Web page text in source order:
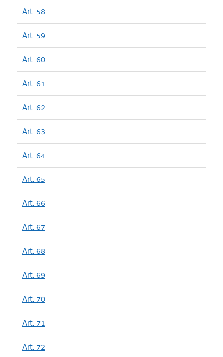
Art. 58
Art. 59
Art. 60
Art. 61
Art. 62
Art. 63
Art. 64
Art. 65
Art. 66
Art. 67
Art. 68
Art. 69
Art. 70
Art. 71
Art. 72